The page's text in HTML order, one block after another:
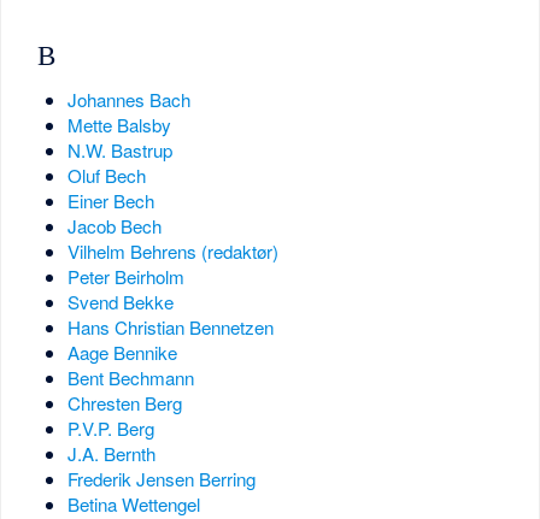
B
Johannes Bach
Mette Balsby
N.W. Bastrup
Oluf Bech
Einer Bech
Jacob Bech
Vilhelm Behrens (redaktør)
Peter Beirholm
Svend Bekke
Hans Christian Bennetzen
Aage Bennike
Bent Bechmann
Chresten Berg
P.V.P. Berg
J.A. Bernth
Frederik Jensen Berring
Betina Wettengel